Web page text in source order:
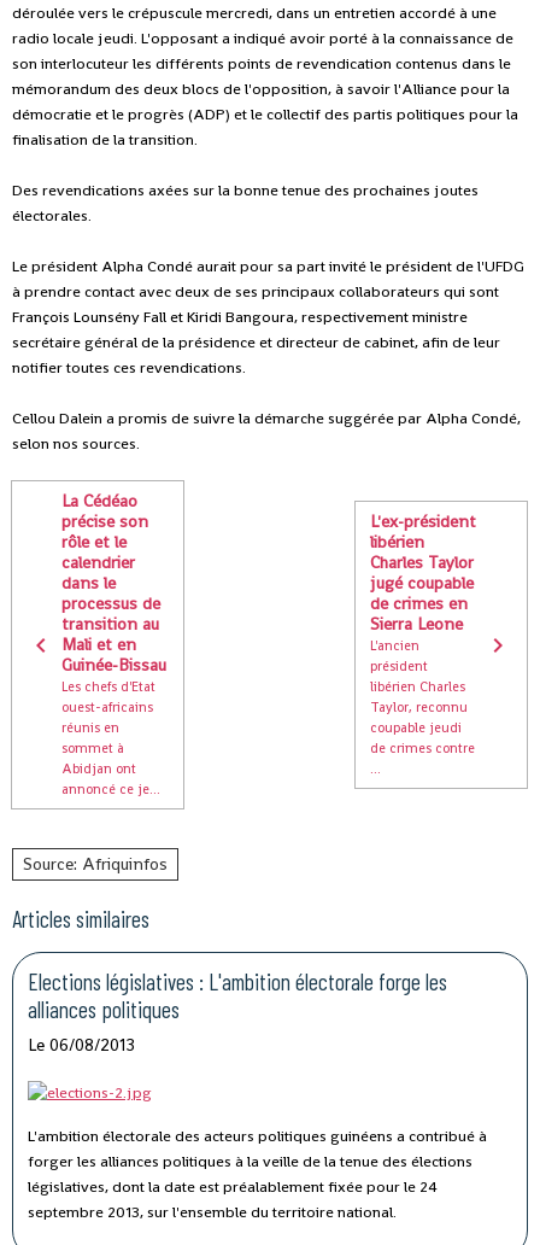
déroulée vers le crépuscule mercredi, dans un entretien accordé à une
radio locale jeudi. L'opposant a indiqué avoir porté à la connaissance de
son interlocuteur les différents points de revendication contenus dans le
mémorandum des deux blocs de l'opposition, à savoir l'Alliance pour la
démocratie et le progrès (ADP) et le collectif des partis politiques pour la
finalisation de la transition.
Des revendications axées sur la bonne tenue des prochaines joutes
électorales.
Le président Alpha Condé aurait pour sa part invité le président de l'UFDG
à prendre contact avec deux de ses principaux collaborateurs qui sont
François Lounsény Fall et Kiridi Bangoura, respectivement ministre
secrétaire général de la présidence et directeur de cabinet, afin de leur
notifier toutes ces revendications.
Cellou Dalein a promis de suivre la démarche suggérée par Alpha Condé,
selon nos sources.
La Cédéao
précise son
rôle et le
calendrier
dans le
processus de
transition au
Mali et en
Guinée-Bissau
Les chefs d'Etat
ouest-africains
réunis en
sommet à
Abidjan ont
annoncé ce je...
L'ex-président
libérien
Charles Taylor
jugé coupable
de crimes en
Sierra Leone
L'ancien
président
libérien Charles
Taylor, reconnu
coupable jeudi
de crimes contre
...
Source: Afriquinfos
Articles similaires
Elections législatives : L'ambition électorale forge les
alliances politiques
Le 06/08/2013
L'ambition électorale des acteurs politiques guinéens a contribué à
forger les alliances politiques à la veille de la tenue des élections
législatives, dont la date est préalablement fixée pour le 24
septembre 2013, sur l'ensemble du territoire national.